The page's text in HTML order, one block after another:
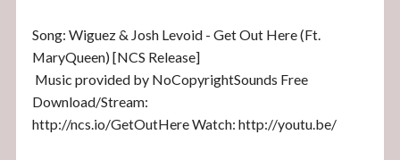
Song: Wiguez & Josh Levoid - Get Out Here (Ft.
MaryQueen) [NCS Release]
Music provided by NoCopyrightSounds Free
Download/Stream:
http://ncs.io/GetOutHere Watch: http://youtu.be/